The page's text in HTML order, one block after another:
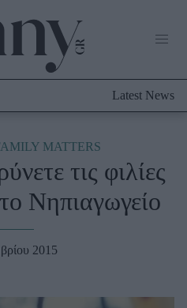
Latest News
MATTERS
τις φιλίες
Νηπιαγωγείο
2015